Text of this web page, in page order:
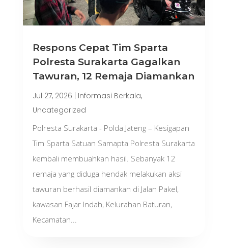
Respons Cepat Tim Sparta
Polresta Surakarta Gagalkan
Tawuran, 12 Remaja Diamankan
Jul 27, 2026 | Informasi Berkala,
Uncategorized
Polresta Surakarta - Polda Jateng – Kesigapan
Tim Sparta Satuan Samapta Polresta Surakarta
kembali membuahkan hasil. Sebanyak 12
remaja yang diduga hendak melakukan aksi
tawuran berhasil diamankan di Jalan Pakel,
kawasan Fajar Indah, Kelurahan Baturan,
Kecamatan...